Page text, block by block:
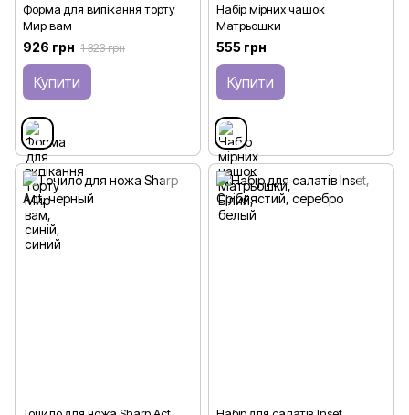
Форма для випікання торту
Мир вам
926 грн 1 323 грн
Купити
Набір мірних чашок
Матрьошки
555 грн
Купити